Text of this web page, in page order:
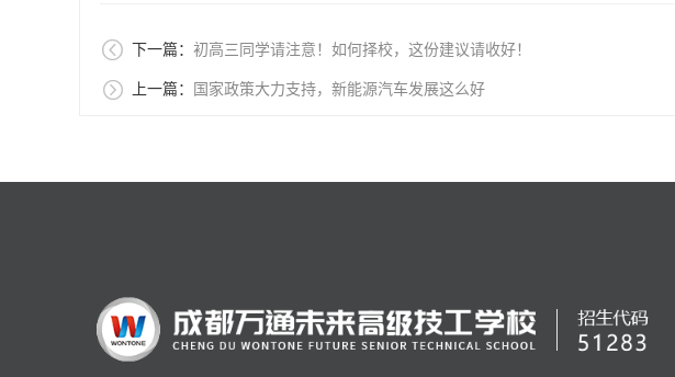
 下一篇： 初高三同学请注意！如何择校，这份建议请收好！
 上一篇： 国家政策大力支持，新能源汽车发展这么好